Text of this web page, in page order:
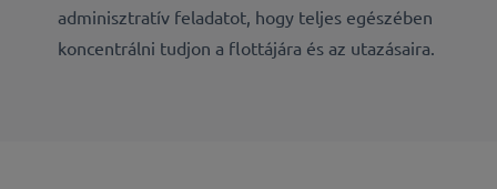
adminisztratív feladatot, hogy teljes egészében
koncentrálni tudjon a flottájára és az utazásaira.